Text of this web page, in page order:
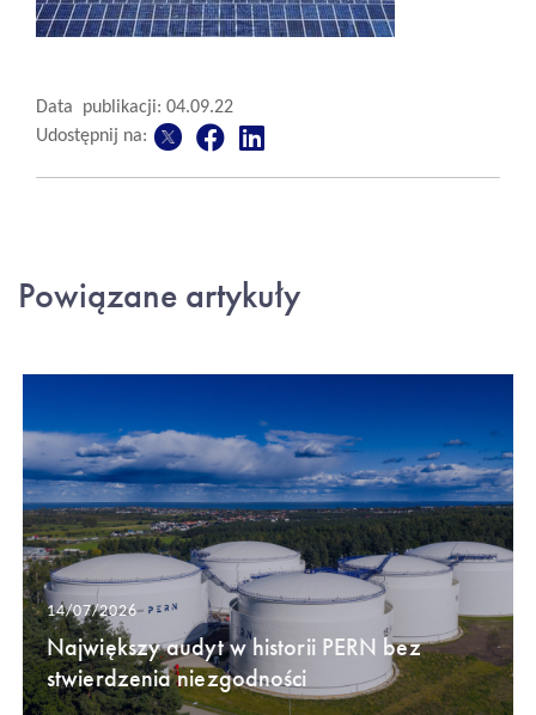
Data publikacji: 04.09.22
Udostępnij na:
Powiązane artykuły
14/07/2026
Największy audyt w historii PERN bez
stwierdzenia niezgodności